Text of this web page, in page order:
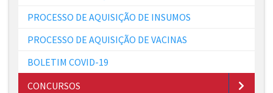
PROCESSO DE AQUISIÇÃO DE INSUMOS
PROCESSO DE AQUISIÇÃO DE VACINAS
BOLETIM COVID-19
CONCURSOS